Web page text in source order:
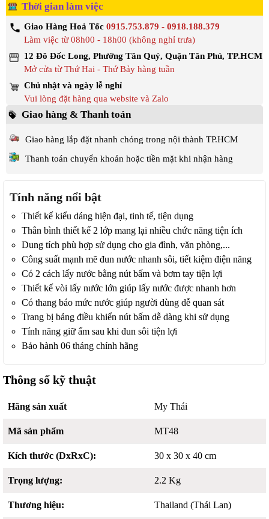
Thời gian làm việc
Giao Hàng Hoả Tốc 0915.753.879 - 0918.188.379
Làm việc từ 08h00 - 18h00 (không nghỉ trưa)
12 Đô Đốc Long, Phường Tân Quý, Quận Tân Phú, TP.HCM
Mở cửa từ Thứ Hai - Thứ Bảy hàng tuần
Chủ nhật và ngày lễ nghỉ
Vui lòng đặt hàng qua website và Zalo
Giao hàng & Thanh toán
Giao hàng lắp đặt nhanh chóng trong nội thành TP.HCM
Thanh toán chuyển khoản hoặc tiền mặt khi nhận hàng
Tính năng nổi bật
Thiết kế kiểu dáng hiện đại, tinh tế, tiện dụng
Thân bình thiết kế 2 lớp mang lại nhiều chức năng tiện ích
Dung tích phù hợp sử dụng cho gia đình, văn phòng,...
Công suất mạnh mẽ đun nước nhanh sôi, tiết kiệm điện năng
Có 2 cách lấy nước bằng nút bấm và bơm tay tiện lợi
Thiết kế vòi lấy nước lớn giúp lấy nước được nhanh hơn
Có thang báo mức nước giúp người dùng dễ quan sát
Trang bị bảng điều khiển nút bấm dễ dàng khi sử dụng
Tính năng giữ ấm sau khi đun sôi tiện lợi
Bảo hành 06 tháng chính hãng
Thông số kỹ thuật
Hãng sản xuất My Thái
Mã sản phẩm MT48
Kích thước (DxRxC): 30 x 30 x 40 cm
Trọng lượng: 2.2 Kg
Thương hiệu: Thailand (Thái Lan)